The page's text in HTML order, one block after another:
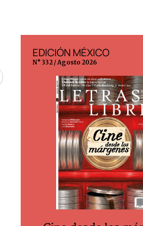
EDICIÓN MÉXICO
N° 332 / Agosto 2026